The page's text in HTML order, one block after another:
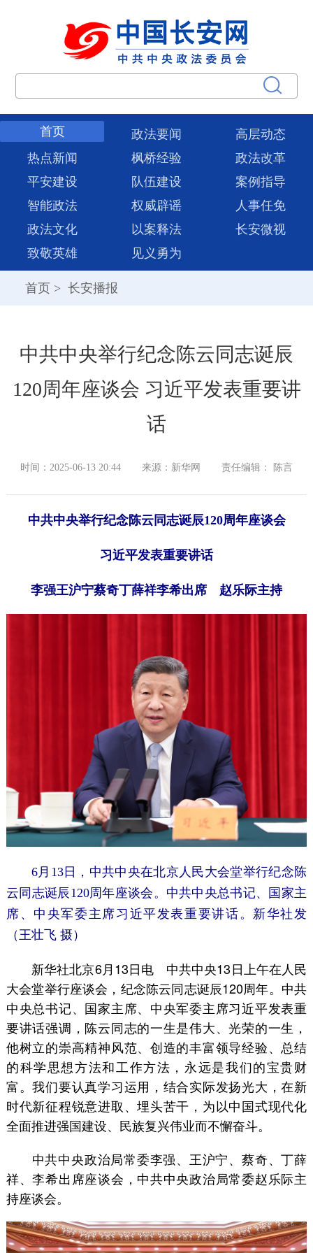
首页 政法要闻
高层动态
热点新闻
枫桥经验
政法改革
平安建设
队伍建设
案例指导
智能政法
权威辟谣
人事任免
政法文化
以案释法
长安微视
致敬英雄
见义勇为
首页 > 长安播报
中共中央举行纪念陈云同志诞辰
120周年座谈会 习近平发表重要讲
话
时间：2025-06-13 20:44 来源：新华网 责任编辑： 陈言
中共中央举行纪念陈云同志诞辰120周年座谈会
习近平发表重要讲话
李强王沪宁蔡奇丁薛祥李希出席 赵乐际主持
6月13日，中共中央在北京人民大会堂举行纪念陈
云同志诞辰120周年座谈会。中共中央总书记、国家主
席、中央军委主席习近平发表重要讲话。新华社发
（王壮飞 摄）
新华社北京6月13日电 中共中央13日上午在人民
大会堂举行座谈会，纪念陈云同志诞辰120周年。中共
中央总书记、国家主席、中央军委主席习近平发表重
要讲话强调，陈云同志的一生是伟大、光荣的一生，
他树立的崇高精神风范、创造的丰富领导经验、总结
的科学思想方法和工作方法，永远是我们的宝贵财
富。我们要认真学习运用，结合实际发扬光大，在新
时代新征程锐意进取、埋头苦干，为以中国式现代化
全面推进强国建设、民族复兴伟业而不懈奋斗。
中共中央政治局常委李强、王沪宁、蔡奇、丁薛
祥、李希出席座谈会，中共中央政治局常委赵乐际主
持座谈会。